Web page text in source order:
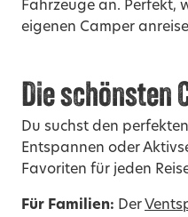
Fahrzeuge an. Perfekt,
eigenen Camper
Die schönsten
Du suchst den
Entspannen oder
Favoriten für jeden
Für Familien: Der